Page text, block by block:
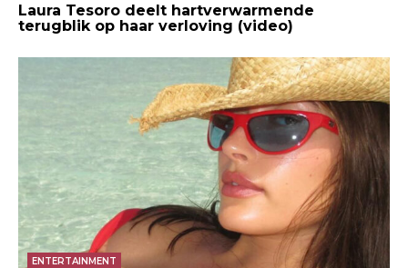
Laura Tesoro deelt hartverwarmende
terugblik op haar verloving (video)
ENTERTAINMENT